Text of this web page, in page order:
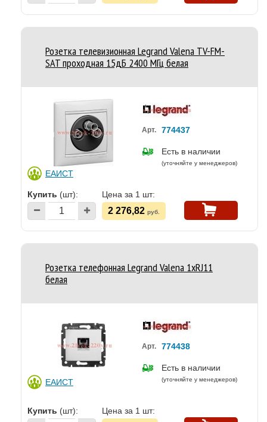
Розетка телевизионная Legrand Valena TV-FM-
SAT проходная 15дБ 2400 МГц белая
ЕАИСТ
Арт. 774437
Есть в наличии
(уточняйте у менеджеров)
Купить (шт): Цена за 1 шт:
2 276,82 руб.
Розетка телефонная Legrand Valena 1хRJ11
белая
ЕАИСТ
Арт. 774438
Есть в наличии
(уточняйте у менеджеров)
Купить (шт): Цена за 1 шт: